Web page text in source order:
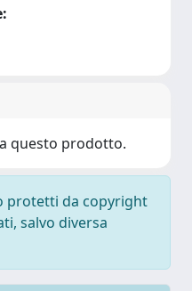
questo prodotto.
protetti da copyright
salvo diversa